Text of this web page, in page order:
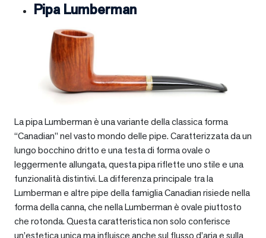
Pipa Lumberman
La pipa Lumberman è una variante della classica forma
“Canadian” nel vasto mondo delle pipe. Caratterizzata da un
lungo bocchino dritto e una testa di forma ovale o
leggermente allungata, questa pipa riflette uno stile e una
funzionalità distintivi. La differenza principale tra la
Lumberman e altre pipe della famiglia Canadian risiede nella
forma della canna, che nella Lumberman è ovale piuttosto
che rotonda. Questa caratteristica non solo conferisce
un’estetica unica ma influisce anche sul flusso d’aria e sulla